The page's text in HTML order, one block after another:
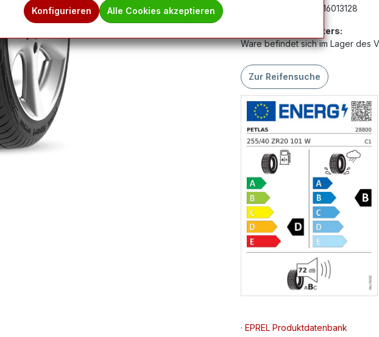
G16013128
Hinweis des Anbieters:
Ware befindet sich im Lager des
Zur Reifensuche
· EPREL Produktdatenbank
Konfigurieren Alle Cookies akzeptieren